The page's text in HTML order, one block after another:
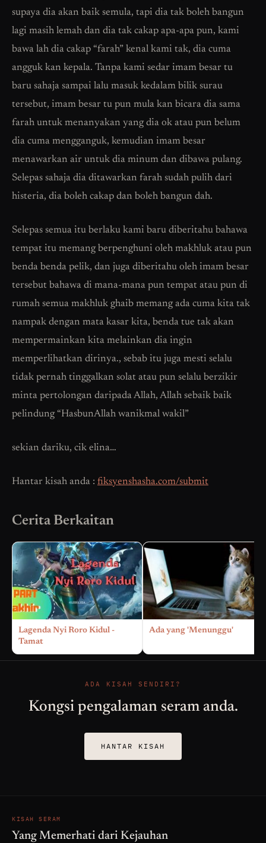
supaya dia akan baik semula, tapi dia tak boleh bangun
lagi masih lemah dan dia tak cakap apa-apa pun, kami
bawa lah dia cakap “farah” kenal kami tak, dia cuma
angguk kan kepala. Tanpa kami sedar imam besar tu
baru sahaja sampai lalu masuk kedalam bilik surau
tersebut, imam besar tu pun mula kan bicara dia sama
farah untuk menanyakan yang dia ok atau pun belum
dia cuma mengganguk, kemudian imam besar
menawarkan air untuk dia minum dan dibawa pulang.
Selepas sahaja dia ditawarkan farah sudah pulih dari
histeria, dia boleh cakap dan boleh bangun dah.
Selepas semua itu berlaku kami baru diberitahu bahawa
tempat itu memang berpenghuni oleh makhluk atau pun
benda benda pelik, dan juga diberitahu oleh imam besar
tersebut bahawa di mana-mana pun tempat atau pun di
rumah semua makhluk ghaib memang ada cuma kita tak
nampak dengan mata kasar kita, benda tue tak akan
mempermainkan kita melainkan dia ingin
memperlihatkan dirinya., sebab itu juga mesti selalu
tidak pernah tinggalkan solat atau pun selalu berzikir
minta pertolongan daripada Allah, Allah sebaik baik
pelindung “HasbunAllah wanikmal wakil”
sekian dariku, cik elina…
Hantar kisah anda : fiksyenshasha.com/submit
Cerita Berkaitan
Lagenda Nyi Roro Kidul -
Tamat
Ada yang 'Menunggu'
ADA KISAH SENDIRI?
Kongsi pengalaman seram anda.
HANTAR KISAH
KISAH SERAM
Yang Memerhati dari Kejauhan